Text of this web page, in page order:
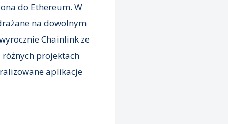
do Ethereum. W
na dowolnym
Chainlink ze
różnych projektach
aplikacje